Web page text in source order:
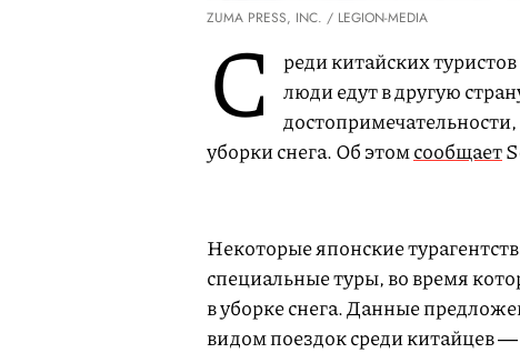
ZUMA PRESS, INC. / LEGION-MEDIA
С
реди китайских
люди едут в другую
уборки снега. Об этомсообщает
Некоторые японские
специальные туры, во время
в уборке снега. Данные
видом поездок среди китайцев ―